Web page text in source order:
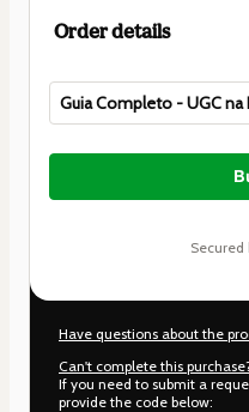
Order details
Guia Completo - UGC na
Total
$10.00
secured
Have questions about the
Can't complete this
If you need to submit a
provide the code below: